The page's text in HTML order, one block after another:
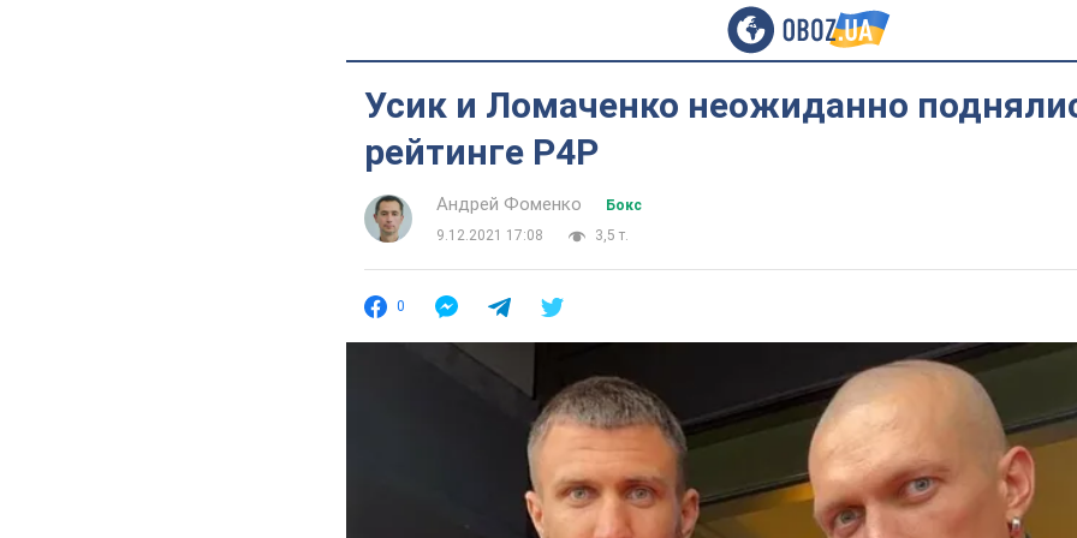
Усик и Ломаченко неожиданно
рейтинге P4P
Андрей Фоменко
Бокс
9.12.2021 17:08
3,5 т.
0